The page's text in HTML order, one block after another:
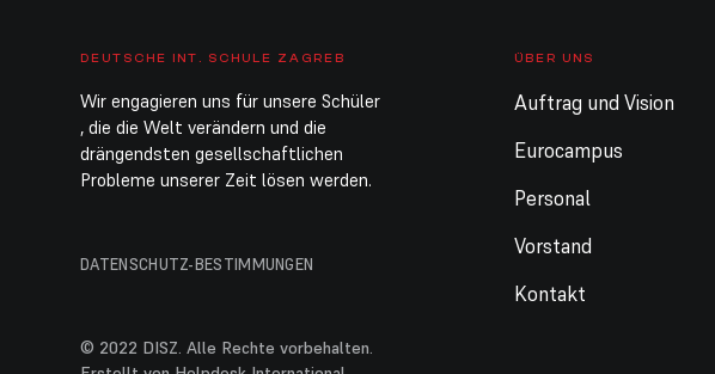
DEUTSCHE INT. SCHULE ZAGREB
Wir engagieren uns für unsere Schüler
, die die Welt verändern und die
drängendsten gesellschaftlichen
Probleme unserer Zeit lösen werden.
DATENSCHUTZ-BESTIMMUNGEN
© 2022 DISZ. Alle Rechte vorbehalten.
ÜBER UNS
Auftrag und Vision
Eurocampus
Personal
Vorstand
Kontakt